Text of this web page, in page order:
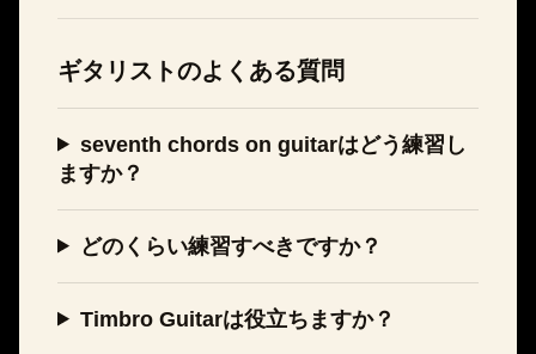
ギタリストのよくある質問
seventh chords on guitarはどう練習し
ますか？
どのくらい練習すべきですか？
Timbro Guitarは役立ちますか？